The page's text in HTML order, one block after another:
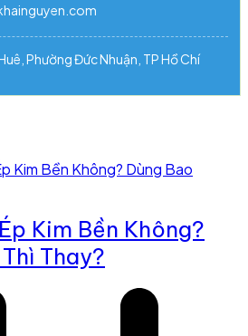
Phường Đức Nhuận, TP Hồ Chí
Kim Bền Không?
Thay?